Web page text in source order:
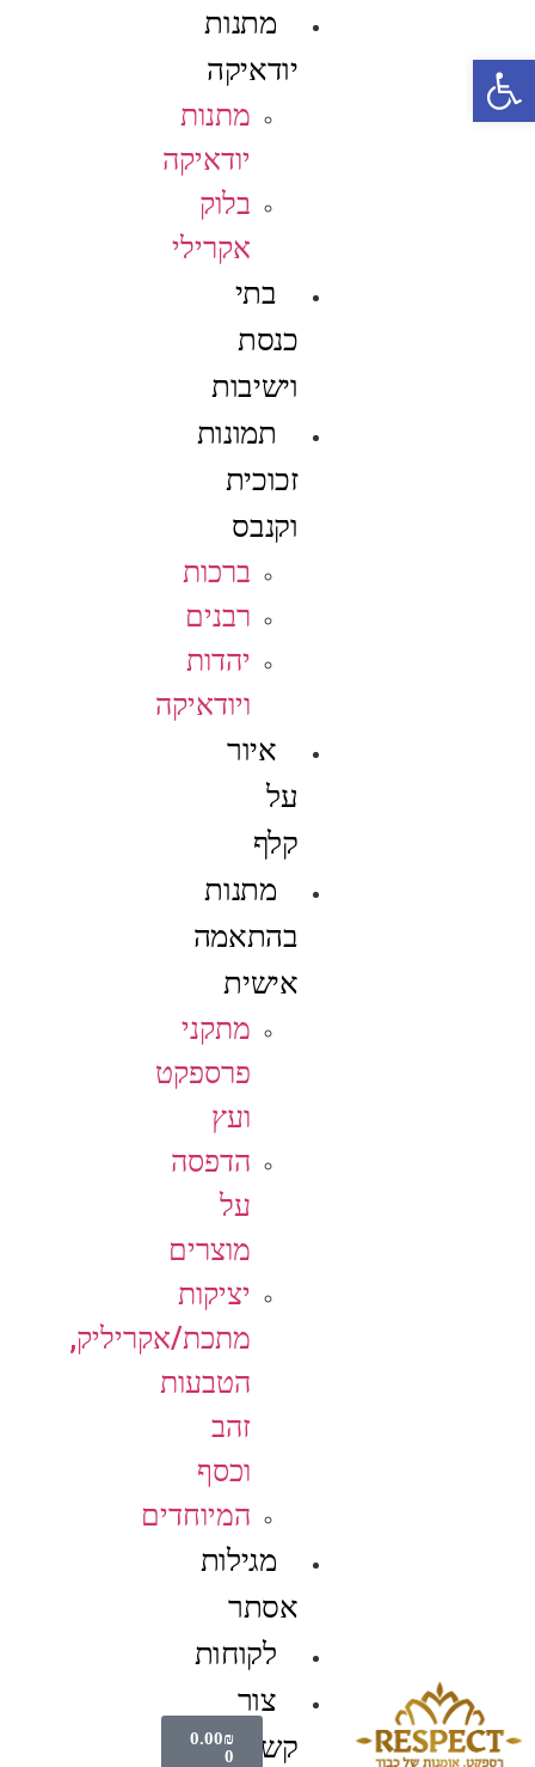
מתנות
יודאיקה
מתנות
יודאיקה
בלוק
אקרילי
בתי
כנסת
וישיבות
תמונות
זכוכית
וקנבס
ברכות
רבנים
יהדות
ויודאיקה
איור
על
קלף
מתנות
בהתאמה
אישית
מתקני
פרספקט
ועץ
הדפסה
על
מוצרים
יציקות
מתכת/אקריליק,
הטבעות
זהב
וכסף
המיוחדים
מגילות
אסתר
לקוחות
צור
קשר
0.00₪
0
פתח סרגל נגישות